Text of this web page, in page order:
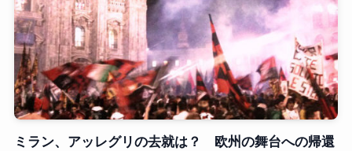
ミラン、アッレグリの去就は？ 欧州の舞台への帰還